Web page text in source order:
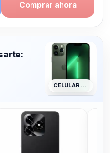
Comprar ahora
CELULAR LIBRE